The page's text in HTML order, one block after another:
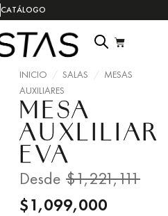
CATÁLOGO
INICIO / SALAS / MESAS
AUXILIARES
MESA
AUXLILIAR
EVA
Desde $1,221,111
$1,099,000